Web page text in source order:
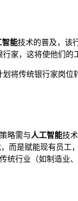
智能技术的普及，该
家，这将使他们的
划将传统银行家岗位
策略需与人工智能技
而是赋能现有员工
统行业（如制造业